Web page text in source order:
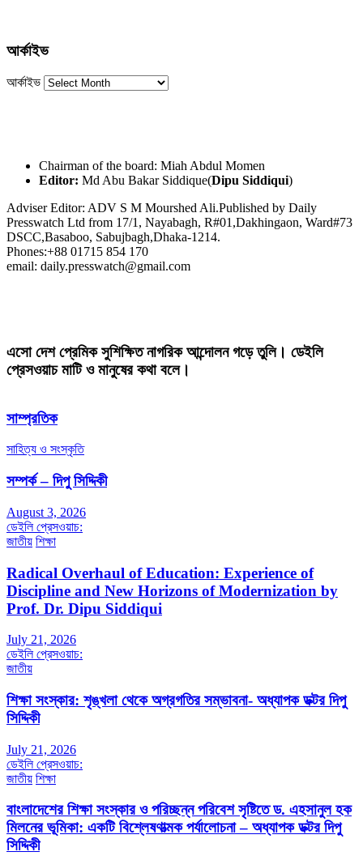
আর্কাইভ
আর্কাইভ
Chairman of the board: Miah Abdul Momen
Editor: Md Abu Bakar Siddique(Dipu Siddiqui)
Adviser Editor: ADV S M Mourshed Ali.Published by Daily
Presswatch Ltd from 17/1, Nayabagh, R#01,Dakhingaon, Ward#73
DSCC,Basaboo, Sabujbagh,Dhaka-1214.
Phones:+88 01715 854 170
email: daily.presswatch@gmail.com
এসো দেশ প্রেমিক সুশিক্ষিত নাগরিক আন্দোলন গড়ে তুলি। ডেইলি
প্রেসওয়াচ মাটি ও মানুষের কথা বলে।
সাম্প্রতিক
সাহিত্য ও সংস্কৃতি
সম্পর্ক – দিপু সিদ্দিকী
August 3, 2026
ডেইলি প্রেসওয়াচ:
জাতীয় শিক্ষা
Radical Overhaul of Education: Experience of
Discipline and New Horizons of Modernization by
Prof. Dr. Dipu Siddiqui
July 21, 2026
ডেইলি প্রেসওয়াচ:
জাতীয়
শিক্ষা সংস্কার: শৃঙ্খলা থেকে অগ্রগতির সম্ভাবনা- অধ্যাপক ডক্টর দিপু
সিদ্দিকী
July 21, 2026
ডেইলি প্রেসওয়াচ:
জাতীয় শিক্ষা
বাংলাদেশের শিক্ষা সংস্কার ও পরিচ্ছন্ন পরিবেশ সৃষ্টিতে ড. এহসানুল হক
মিলনের ভূমিকা: একটি বিশ্লেষণাত্মক পর্যালোচনা – অধ্যাপক ডক্টর দিপু
সিদ্দিকী